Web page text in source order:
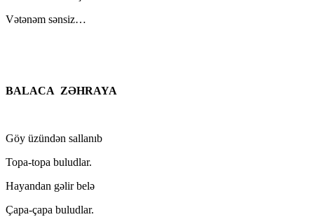
Vətənəm sənsiz…
BALACA ZƏHRAYA
Göy üzündən sallanıb
Topa-topa buludlar.
Hayandan gəlir belə
Çapa-çapa buludlar.